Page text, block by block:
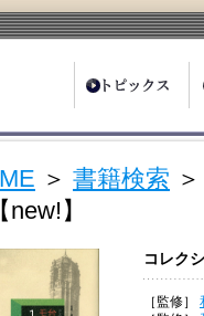
＞ 書籍検索
】
コレク
［監修］